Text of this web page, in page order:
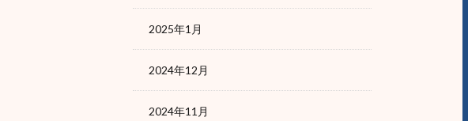
2025年1月
2024年12月
2024年11月